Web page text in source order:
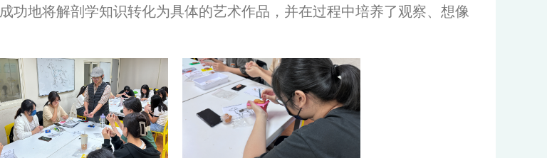
成功地将解剖学知识转化为具体的艺术作品，并在过程中培养了观察、想像